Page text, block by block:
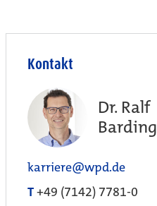
Kontakt
Dr. Ralf
Barding
karriere@wpd.de
T+49 (7142) 7781-0